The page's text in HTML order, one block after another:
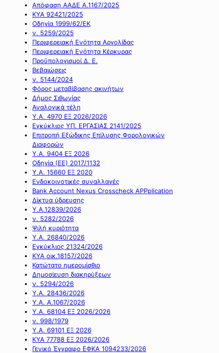
Απόφαση ΑΑΔΕ Α.1167/2025
ΚΥΑ 92421/2025
Οδηγία 1999/62/ΕΚ
ν. 5259/2025
Περιφερειακή Ενότητα Αργολίδας
Περιφερειακή Ενότητα Κέρκυρας
Προϋπολογισμοί Δ. Ε.
Βεβαιώσεις
ν. 5144/2024
Φόρος μεταβίβασης ακινήτων
Δήμος Σιθωνίας
Αναλογικά τέλη
Υ.Α. 4970 ΕΞ 2026/2026
Εγκύκλιος ΥΠ. ΕΡΓΑΣΙΑΣ 2141/2025
Επιτροπή Εξώδικης Επίλυσης Φορολογικών
Διαφορών
Υ.Α. 9404 ΕΞ 2026
Οδηγία (ΕΕ) 2017/1132
Υ.Α. 15660 ΕΞ 2020
Ενδοκοινοτικές συναλλαγές
Bank Account Nexus Crosscheck APPplication
Δίκτυα ύδρευσης
Υ.Α.12839/2026
ν. 5282/2026
Ψιλή κυριότητα
Υ.Α. 26840/2026
Εγκύκλιος 21324/2026
ΚΥΑ οικ.18157/2026
Κατώτατο ημερομίσθιο
Δημοσίευση διακηρύξεων
ν. 5294/2026
Υ.Α. 28436/2026
Υ.Α. Α.1067/2026
Υ.Α. 68104 ΕΞ 2026/2026
ν. 998/1979
Υ.Α. 69101 ΕΞ 2026
ΚΥΑ 77788 ΕΞ 2026/2026
Γενικό Έγγραφο ΕΦΚΑ 1094233/2026